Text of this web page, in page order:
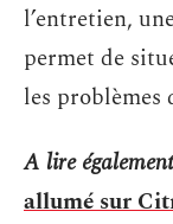
l’entretien,
permet de
les
A lire
allumé sur